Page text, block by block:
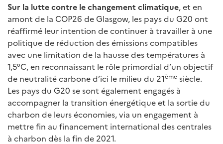
Sur la lutte contre le changement climatique, et en
amont de la COP26 de Glasgow, les pays du G20 ont
réaffirmé leur intention de continuer à travailler à une
politique de réduction des émissions compatibles
avec une limitation de la hausse des températures à
1,5°C, en reconnaissant le rôle primordial d’un objectif
de neutralité carbone d’ici le milieu du 21ème siècle.
Les pays du G20 se sont également engagés à
accompagner la transition énergétique et la sortie du
charbon de leurs économies, via un engagement à
mettre fin au financement international des centrales
à charbon dès la fin de 2021.